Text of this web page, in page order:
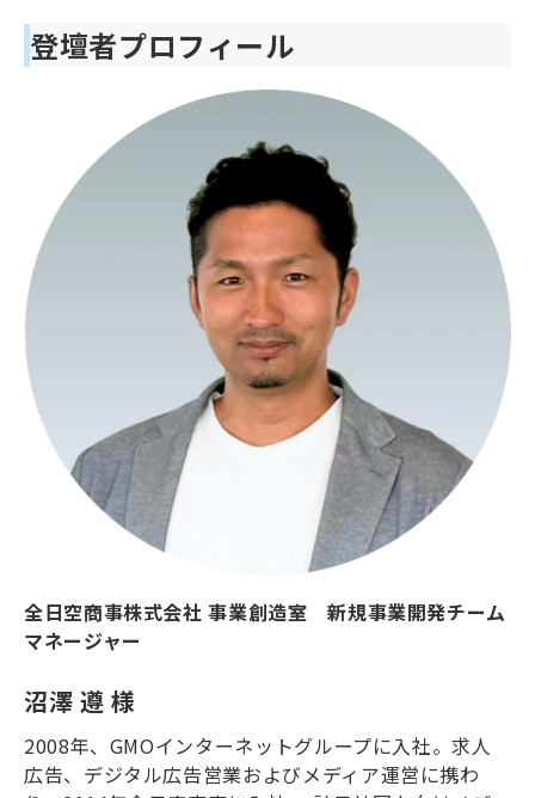
登壇者プロフィール
全日空商事株式会社 事業創造室 新規事業開発チーム
マネージャー
沼澤 遵 様
2008年、GMOインターネットグループに入社。求人
広告、デジタル広告営業およびメディア運営に携わ